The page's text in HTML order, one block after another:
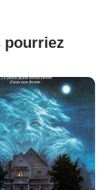
pourriez